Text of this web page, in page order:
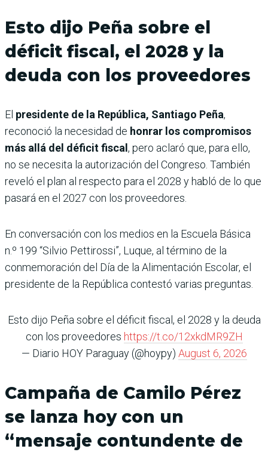
Esto dijo Peña sobre el
déficit fiscal, el 2028 y la
deuda con los proveedores
El presidente de la República, Santiago Peña,
reconoció la necesidad de honrar los compromisos
más allá del déficit fiscal , pero aclaró que, para ello,
no se necesita la autorización del Congreso. También
reveló el plan al respecto para el 2028 y habló de lo que
pasará en el 2027 con los proveedores.
En conversación con los medios en la Escuela Básica
n.º 199 “Silvio Pettirossi”, Luque, al término de la
conmemoración del Día de la Alimentación Escolar, el
presidente de la República contestó varias preguntas.
Esto dijo Peña sobre el déficit fiscal, el 2028 y la deuda
con los proveedores https://t.co/12xkdMR9ZH
— Diario HOY Paraguay (@hoypy) August 6, 2026
Campaña de Camilo Pérez
se lanza hoy con un
“mensaje contundente de